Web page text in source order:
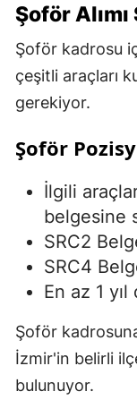
Şoför
Şoför kadrosu
çeşitli araçları
gerekiyor.
Şoför
İlgili
belgesine
SRC2
SRC4
En az 1
Şoför
İzmir'in belirli
bulunuyor.